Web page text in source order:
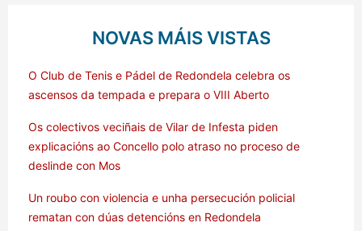
NOVAS MÁIS VISTAS
O Club de Tenis e Pádel de Redondela celebra os
ascensos da tempada e prepara o VIII Aberto
Os colectivos veciñais de Vilar de Infesta piden
explicacións ao Concello polo atraso no proceso de
deslinde con Mos
Un roubo con violencia e unha persecución policial
rematan con dúas detencións en Redondela